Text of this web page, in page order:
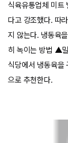
식육유통업체 미트
다고 강조했다. 따
지 않는다. 냉동육
히 녹이는 방법 ▲
식당에서 냉동육을
으로 추천한다.